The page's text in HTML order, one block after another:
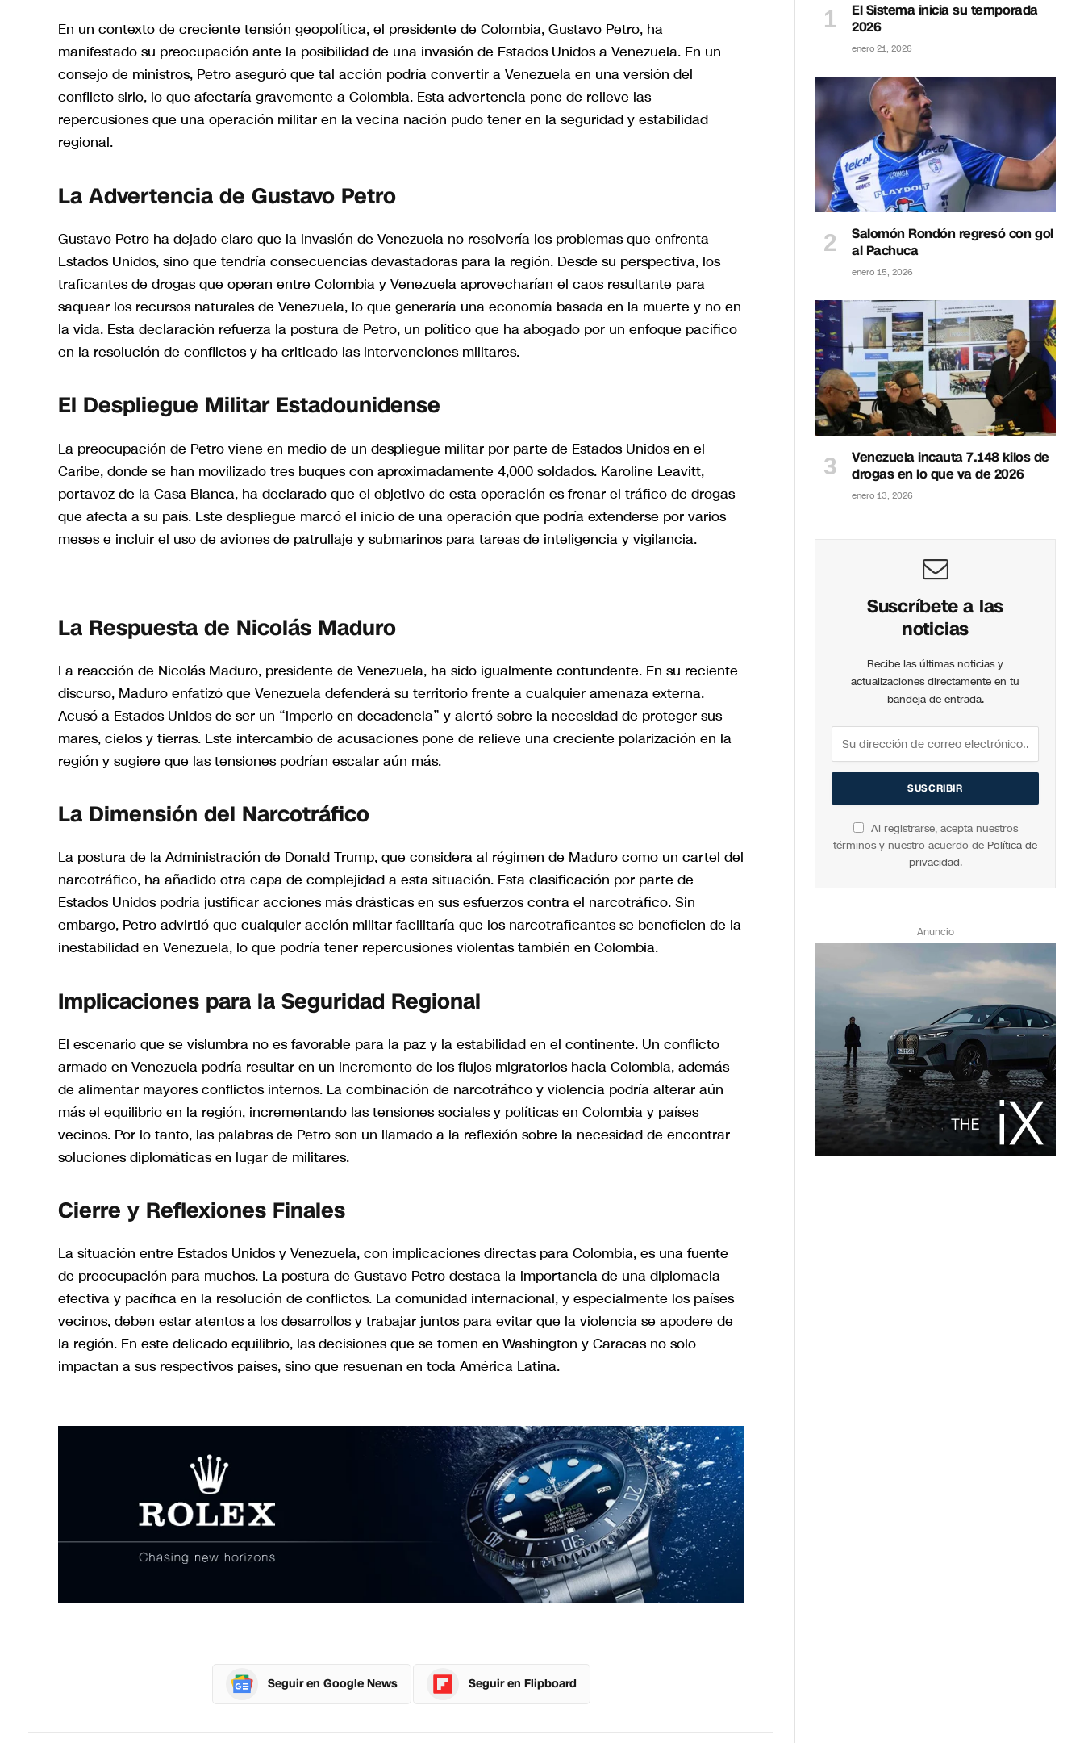
En un contexto de creciente tensión geopolítica, el presidente de Colombia, Gustavo Petro, ha
manifestado su preocupación ante la posibilidad de una invasión de Estados Unidos a Venezuela. En un
consejo de ministros, Petro aseguró que tal acción podría convertir a Venezuela en una versión del
conflicto sirio, lo que afectaría gravemente a Colombia. Esta advertencia pone de relieve las
repercusiones que una operación militar en la vecina nación pudo tener en la seguridad y estabilidad
regional.
La Advertencia de Gustavo Petro
Gustavo Petro ha dejado claro que la invasión de Venezuela no resolvería los problemas que enfrenta
Estados Unidos, sino que tendría consecuencias devastadoras para la región. Desde su perspectiva, los
traficantes de drogas que operan entre Colombia y Venezuela aprovecharían el caos resultante para
saquear los recursos naturales de Venezuela, lo que generaría una economía basada en la muerte y no en
la vida. Esta declaración refuerza la postura de Petro, un político que ha abogado por un enfoque pacífico
en la resolución de conflictos y ha criticado las intervenciones militares.
El Despliegue Militar Estadounidense
La preocupación de Petro viene en medio de un despliegue militar por parte de Estados Unidos en el
Caribe, donde se han movilizado tres buques con aproximadamente 4,000 soldados. Karoline Leavitt,
portavoz de la Casa Blanca, ha declarado que el objetivo de esta operación es frenar el tráfico de drogas
que afecta a su país. Este despliegue marcó el inicio de una operación que podría extenderse por varios
meses e incluir el uso de aviones de patrullaje y submarinos para tareas de inteligencia y vigilancia.
La Respuesta de Nicolás Maduro
La reacción de Nicolás Maduro, presidente de Venezuela, ha sido igualmente contundente. En su reciente
discurso, Maduro enfatizó que Venezuela defenderá su territorio frente a cualquier amenaza externa.
Acusó a Estados Unidos de ser un “imperio en decadencia” y alertó sobre la necesidad de proteger sus
mares, cielos y tierras. Este intercambio de acusaciones pone de relieve una creciente polarización en la
región y sugiere que las tensiones podrían escalar aún más.
La Dimensión del Narcotráfico
La postura de la Administración de Donald Trump, que considera al régimen de Maduro como un cartel del
narcotráfico, ha añadido otra capa de complejidad a esta situación. Esta clasificación por parte de
Estados Unidos podría justificar acciones más drásticas en sus esfuerzos contra el narcotráfico. Sin
embargo, Petro advirtió que cualquier acción militar facilitaría que los narcotraficantes se beneficien de la
inestabilidad en Venezuela, lo que podría tener repercusiones violentas también en Colombia.
Implicaciones para la Seguridad Regional
El escenario que se vislumbra no es favorable para la paz y la estabilidad en el continente. Un conflicto
armado en Venezuela podría resultar en un incremento de los flujos migratorios hacia Colombia, además
de alimentar mayores conflictos internos. La combinación de narcotráfico y violencia podría alterar aún
más el equilibrio en la región, incrementando las tensiones sociales y políticas en Colombia y países
vecinos. Por lo tanto, las palabras de Petro son un llamado a la reflexión sobre la necesidad de encontrar
soluciones diplomáticas en lugar de militares.
Cierre y Reflexiones Finales
La situación entre Estados Unidos y Venezuela, con implicaciones directas para Colombia, es una fuente
de preocupación para muchos. La postura de Gustavo Petro destaca la importancia de una diplomacia
efectiva y pacífica en la resolución de conflictos. La comunidad internacional, y especialmente los países
vecinos, deben estar atentos a los desarrollos y trabajar juntos para evitar que la violencia se apodere de
la región. En este delicado equilibrio, las decisiones que se tomen en Washington y Caracas no solo
impactan a sus respectivos países, sino que resuenan en toda América Latina.
Seguir en Google News Seguir en Flipboard
El Sistema inicia su temporada
2026
enero 21, 2026
Salomón Rondón regresó con gol
al Pachuca
enero 15, 2026
Venezuela incauta 7.148 kilos de
drogas en lo que va de 2026
enero 13, 2026
Suscríbete a las
noticias
Recibe las últimas noticias y
actualizaciones directamente en tu
bandeja de entrada.
Al registrarse, acepta nuestros
términos y nuestro acuerdo de Política de
privacidad.
Anuncio